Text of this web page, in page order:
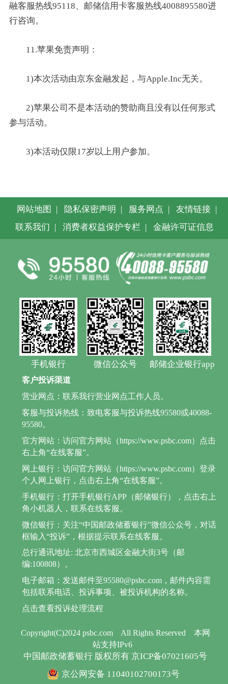
融客服热线95118、邮储信用卡客服热线4008895580进
行咨询。
11.苹果免责声明：
1)本次活动由京东金融发起，与Apple.Inc无关。
2)苹果公司不是本活动的赞助商且没有以任何形式
参与活动。
3)本活动仅限17岁以上用户参加。
网站地图 隐私保密声明 服务网点 友情链接
联系我们
消费者权益保护专栏 金融许可证信息
手机银行 微信公众号 邮储企业银行app
Copyright(C)2024 psbc.com All Rights Reserved
本网
站支持IPv6
中国邮政储蓄银行 版权所有 京ICP备07021605号
京公网安备 11040102700173号
客户投诉渠道
营业网点：联系我行营业网点工作人员。
客服与投诉热线：致电客服与投诉热线95580或40088-
95580。
官方网站：访问官方网站（https://www.psbc.com）点击
右上角“在线客服”。
网上银行：访问官方网站（https://www.psbc.com）登录
个人网上银行，点击右上角“在线客服”。
手机银行：打开手机银行APP（邮储银行），点击右上
角小机器人，联系在线客服。
微信银行：关注“中国邮政储蓄银行”微信公众号，对话
框输入“投诉”，根据提示联系在线客服。
总行通讯地址: 北京市西城区金融大街3号（邮
编:100808）。
电子邮箱：发送邮件至95580@psbc.com，邮件内容需
包括联系电话、投诉事项、被投诉机构的名称。
点击查看投诉处理流程